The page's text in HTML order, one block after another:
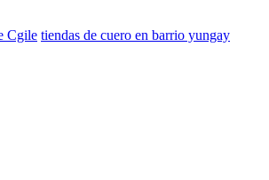
Cgile tiendas de cuero en barrio yungay